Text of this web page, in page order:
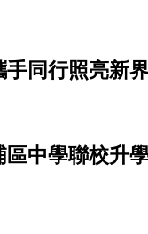
同行照亮新界
中學聯校升